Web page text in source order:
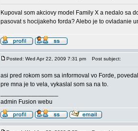
Kupoval som akciovy model Family X a nedalo sa
pasovat s hocijakeho forda? Alebo je to ovladanie
Posted: Wed Apr 22, 2009 7:31 pm Post subject:
asi pred rokom som sa informoval vo Forde,
pre mna je to vela, vykaslal som sa na to.
admin Fusion webu